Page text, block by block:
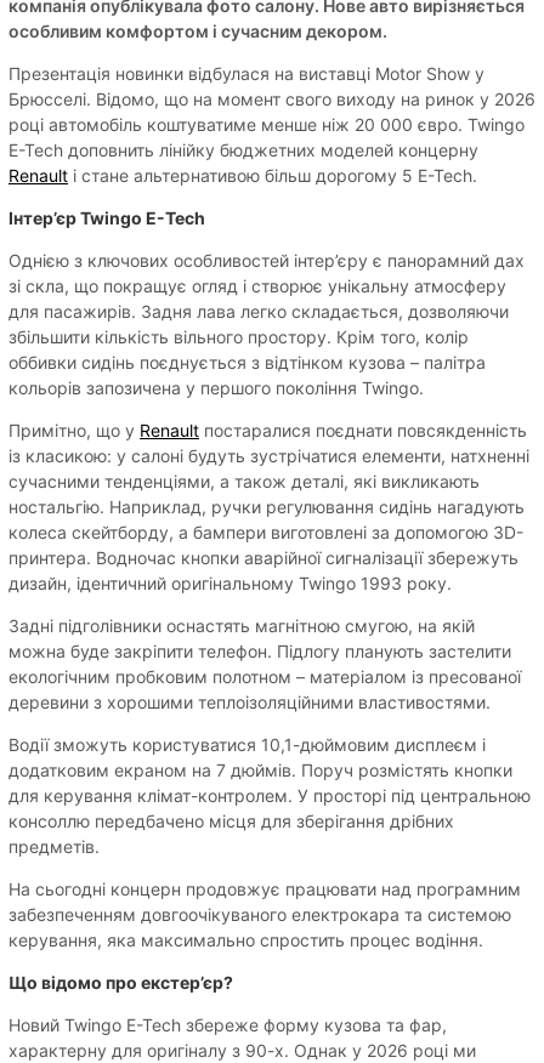
компанія опублікувала фото салону. Нове авто вирізняється
особливим комфортом і сучасним декором.
Презентація новинки відбулася на виставці Motor Show у
Брюсселі. Відомо, що на момент свого виходу на ринок у 2026
році автомобіль коштуватиме менше ніж 20 000 євро. Twingo
E-Tech доповнить лінійку бюджетних моделей концерну
Renault і стане альтернативою більш дорогому 5 E-Tech.
Інтер’єр Twingo E-Tech
Однією з ключових особливостей інтер’єру є панорамний дах
зі скла, що покращує огляд і створює унікальну атмосферу
для пасажирів. Задня лава легко складається, дозволяючи
збільшити кількість вільного простору. Крім того, колір
оббивки сидінь поєднується з відтінком кузова – палітра
кольорів запозичена у першого покоління Twingo.
Примітно, що у Renault постаралися поєднати повсякденність
із класикою: у салоні будуть зустрічатися елементи, натхненні
сучасними тенденціями, а також деталі, які викликають
ностальгію. Наприклад, ручки регулювання сидінь нагадують
колеса скейтборду, а бампери виготовлені за допомогою 3D-
принтера. Водночас кнопки аварійної сигналізації збережуть
дизайн, ідентичний оригінальному Twingo 1993 року.
Задні підголівники оснастять магнітною смугою, на якій
можна буде закріпити телефон. Підлогу планують застелити
екологічним пробковим полотном – матеріалом із пресованої
деревини з хорошими теплоізоляційними властивостями.
Водії зможуть користуватися 10,1-дюймовим дисплеєм і
додатковим екраном на 7 дюймів. Поруч розмістять кнопки
для керування клімат-контролем. У просторі під центральною
консоллю передбачено місця для зберігання дрібних
предметів.
На сьогодні концерн продовжує працювати над програмним
забезпеченням довгоочікуваного електрокара та системою
керування, яка максимально спростить процес водіння.
Що відомо про екстер’єр?
Новий Twingo E-Tech збереже форму кузова та фар,
характерну для оригіналу з 90-х. Однак у 2026 році ми